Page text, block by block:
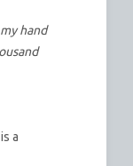
hand
a